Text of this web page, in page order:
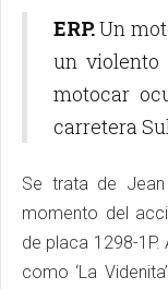
ERP.Un
un
motocar
carretera
Se trata de Jean
momento del
de placa 1298-
como ‘La